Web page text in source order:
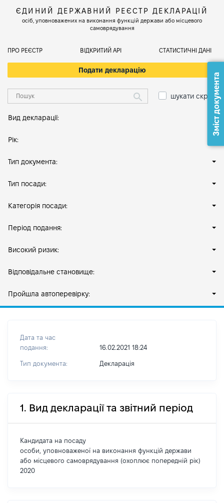
ЄДИНИЙ ДЕРЖАВНИЙ РЕЄСТР ДЕКЛАРАЦІЙ
осіб, уповноважених на виконання функцій держави або місцевого
самоврядування
ПРО РЕЄСТР ВІДКРИТИЙ АРІ СТАТИСТИЧНІ ДАНІ
Подати декларацію
шукати скрізь
Вид декларації:
Рік:
Тип документа:
Тип посади:
Категорія посади:
Період подання:
Високий ризик:
Відповідальне становище:
Пройшла автоперевірку:
Дата та час
подання:
16.02.2021 18:24
Тип документа: Декларація
1. Вид декларації та звітний період
Кандидата на посаду
особи, уповноваженої на виконання функцій держави
або місцевого самоврядування (охоплює попередній рік)
2020
Зміст документа